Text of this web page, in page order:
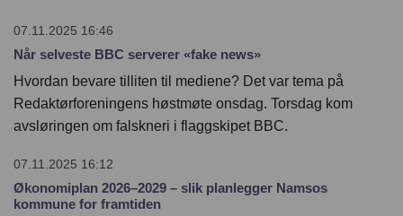
07.11.2025 16:46
Når selveste BBC serverer «fake news»
Hvordan bevare tilliten til mediene? Det var tema på
Redaktørforeningens høstmøte onsdag. Torsdag kom
avsløringen om falskneri i flaggskipet BBC.
07.11.2025 16:12
Økonomiplan 2026–2029 – slik planlegger Namsos
kommune for framtiden